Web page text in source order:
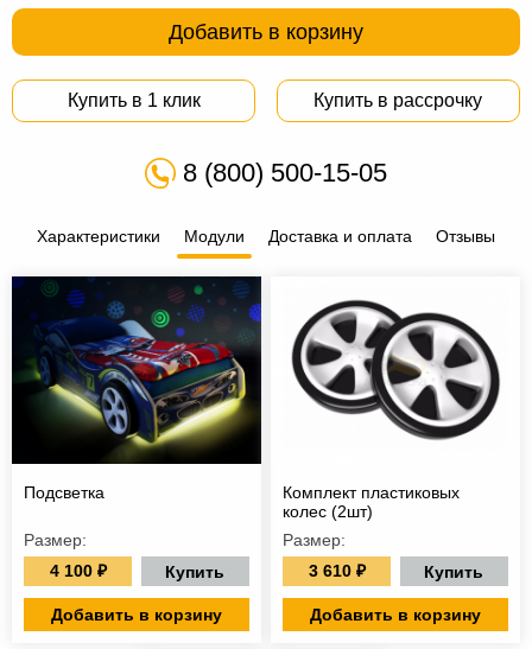
Добавить в корзину
Купить в 1 клик Купить в рассрочку
8 (800) 500-15-05
Характеристики Модули Доставка и оплата Отзывы
Подсветка
Размер:
4 100 ₽
Купить
Добавить в корзину
Комплект пластиковых
колес (2шт)
Размер:
3 610 ₽
Купить
Добавить в корзину